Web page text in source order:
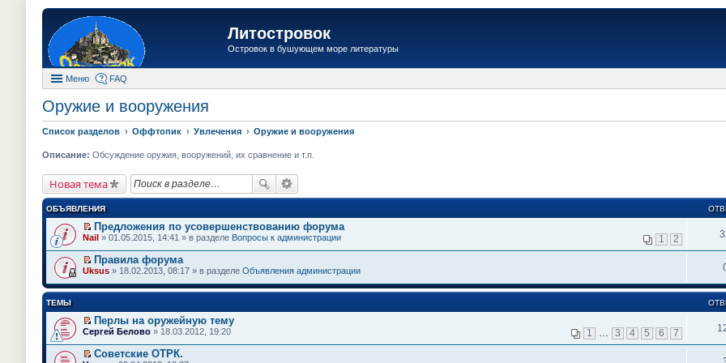
Литостровок
Островок в бушующем море литературы
Меню FAQ
Оружие и вооружения
Список разделов Оффтопик Увлечения Оружие и вооружения
Описание: Обсуждение оружия, вооружений, их сравнение и т.п.
Новая тема
ОБЪЯВЛЕНИЯ
П
р
е
й
т
и
п
е
р
о
м
Предложения по усовершенствованию форума
1 2
Nail » 01.05.2015, 14:41 » в разделе Вопросы к администрации
П
р
т
и
к
п
е
Правила форума
Uksus » 18.02.2013, 08:17 » в разделе Объявления администрации
ТЕМЫ
П
е
р
е
Перлы на оружейную тему
1 3 4 5 6 7
Сергей Белово » 18.03.2012, 19:20
Советские ОТРК.